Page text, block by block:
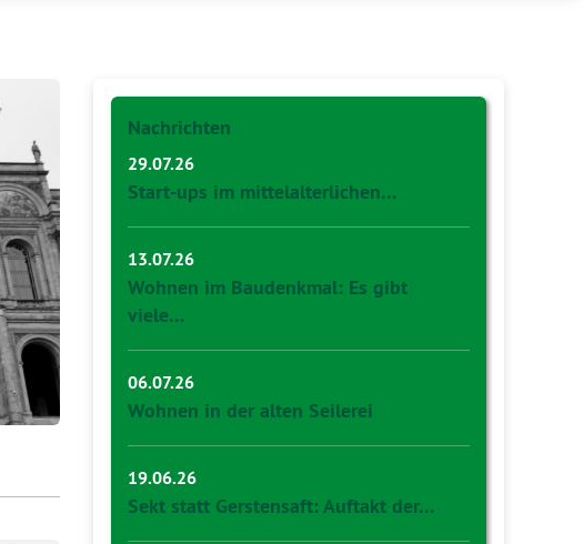
Nachrichten
29.07.26
Start-ups im mittelalterlichen…
13.07.26
Wohnen im Baudenkmal: Es gibt
viele…
06.07.26
Wohnen in der alten Seilerei
19.06.26
Sekt statt Gerstensaft: Auftakt der…